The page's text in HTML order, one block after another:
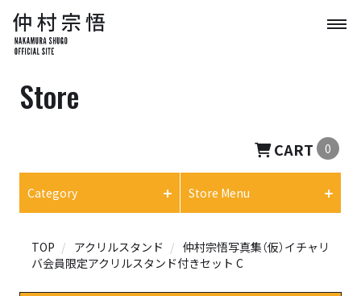
Store
CART 0
Category Store Menu
TOP アクリルスタンド
仲村宗悟写真集（仮）イチャリ
バ会員限定アクリルスタンド付きセット C